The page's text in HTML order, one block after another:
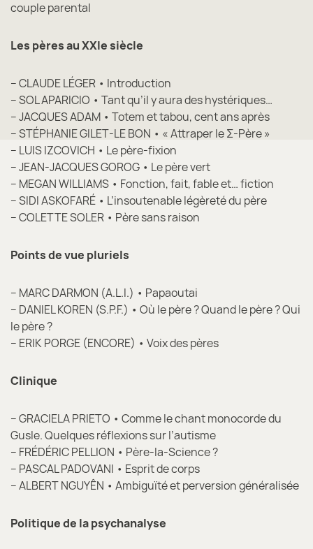
couple parental
Les pères au XXIe siècle
– CLAUDE LÉGER • Introduction
– SOL APARICIO • Tant qu’il y aura des hystériques…
– JACQUES ADAM • Totem et tabou, cent ans après
– STÉPHANIE GILET-LE BON • « Attraper le Σ-Père »
– LUIS IZCOVICH • Le père-fixion
– JEAN-JACQUES GOROG • Le père vert
– MEGAN WILLIAMS • Fonction, fait, fable et… fiction
– SIDI ASKOFARÉ • L’insoutenable légèreté du père
– COLETTE SOLER • Père sans raison
Points de vue pluriels
– MARC DARMON (A.L.I.) • Papaoutai
– DANIEL KOREN (S.P.F.) • Où le père ? Quand le père ? Qui
le père ?
– ERIK PORGE (ENCORE) • Voix des pères
Clinique
– GRACIELA PRIETO • Comme le chant monocorde du
Gusle. Quelques réflexions sur l’autisme
– FRÉDÉRIC PELLION • Père-la-Science ?
– PASCAL PADOVANI • Esprit de corps
– ALBERT NGUYÊN • Ambiguïté et perversion généralisée
Politique de la psychanalyse